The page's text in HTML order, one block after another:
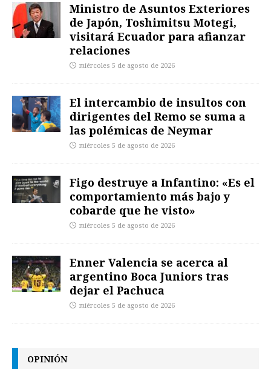
Ministro de Asuntos Exteriores
de Japón, Toshimitsu Motegi,
visitará Ecuador para afianzar
relaciones
miércoles 5 de agosto de 2026
El intercambio de insultos con
dirigentes del Remo se suma a
las polémicas de Neymar
miércoles 5 de agosto de 2026
Figo destruye a Infantino: «Es el
comportamiento más bajo y
cobarde que he visto»
miércoles 5 de agosto de 2026
Enner Valencia se acerca al
argentino Boca Juniors tras
dejar el Pachuca
miércoles 5 de agosto de 2026
OPINIÓN